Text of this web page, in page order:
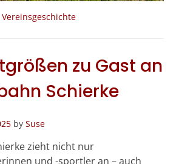
Vereinsgeschichte
zu Gast an
Schierke
by Suse
zieht nicht nur
und -sportler an – auch